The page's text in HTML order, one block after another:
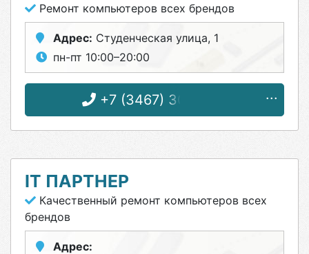
Ремонт компьютеров всех брендов
Адрес: Студенческая улица, 1
пн-пт 10:00–20:00
+7 (3467) 30-71-10
IT ПАРТНЕР
Качественный ремонт компьютеров всех
брендов
Адрес: